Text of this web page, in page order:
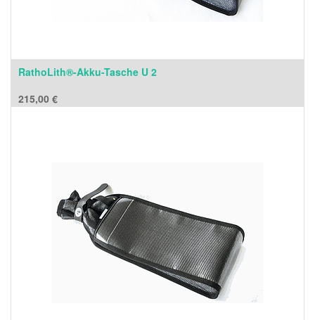
RathoLith®-Akku-Tasche U 2
215,00 €